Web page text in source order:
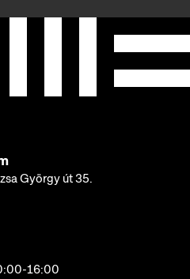
György út 35.
16:00